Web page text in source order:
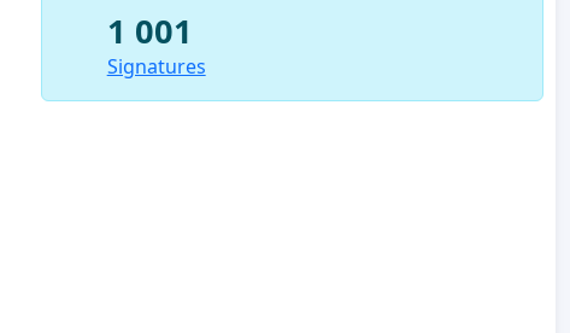
1 001
Signatures